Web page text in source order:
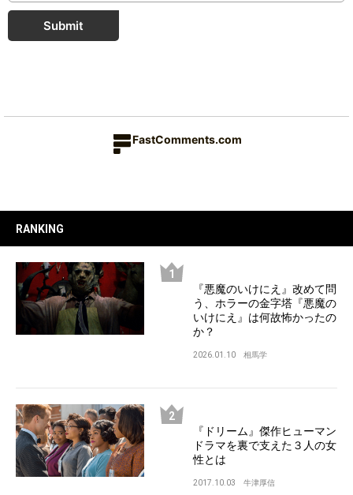
Submit
FastComments.com
RANKING
『悪魔のいけにえ』改めて問
う、ホラーの金字塔『悪魔の
いけにえ』は何故怖かったの
か？
2026.01.10 相馬学
『ドリーム』傑作ヒューマン
ドラマを裏で支えた３人の女
性とは
2017.10.03 牛津厚信